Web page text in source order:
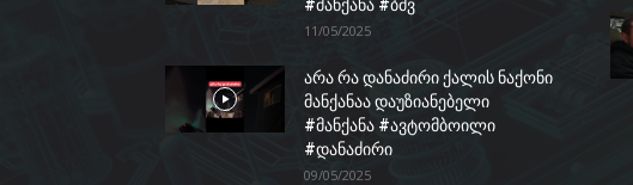
#მანქანა #ბმვ
11/05/2025
არა რა დანაძირი ქალის ნაქონი
მანქანაა დაუზიანებელი
#მანქანა #ავტომბოილი
#დანაძირი
09/05/2025